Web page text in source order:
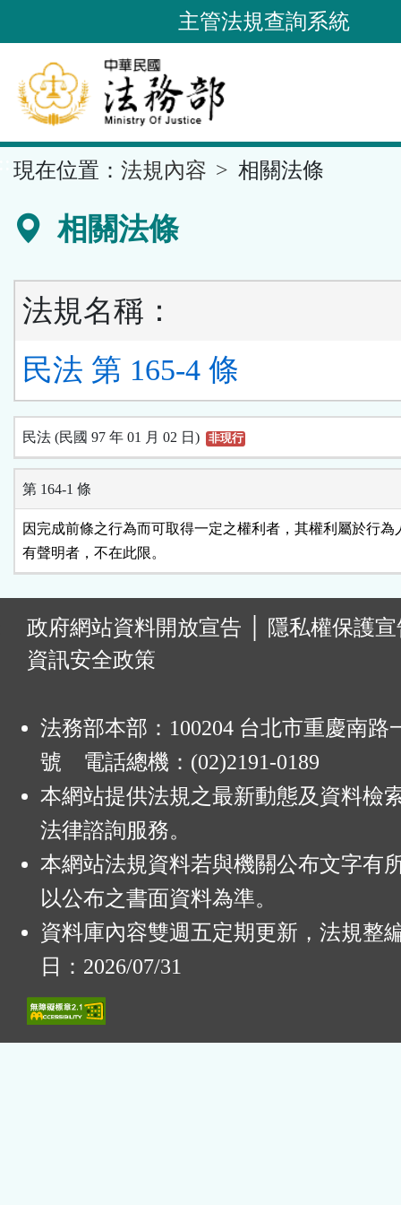
到
要
內
容
區
主管法規查詢系統
現在位置： 法規內容 相關法條
相關法條
法規名稱：
民法 第 165-4 條
民法 (民國 97 年 01 月 02 日) 非現行
第 164-1 條
因完成前條之行為而可取得一定之權利者，其權利屬於行為
有聲明者，不在此限。
政府網站資料開放宣告
隱私權保護
資訊安全政策
法務部本部：100204 台北市重慶南路
號 電話總機：(02)2191-0189
本網站提供法規之最新動態及資料檢
法律諮詢服務。
本網站法規資料若與機關公布文字有
以公布之書面資料為準。
資料庫內容雙週五定期更新，法規整
日：2026/07/31